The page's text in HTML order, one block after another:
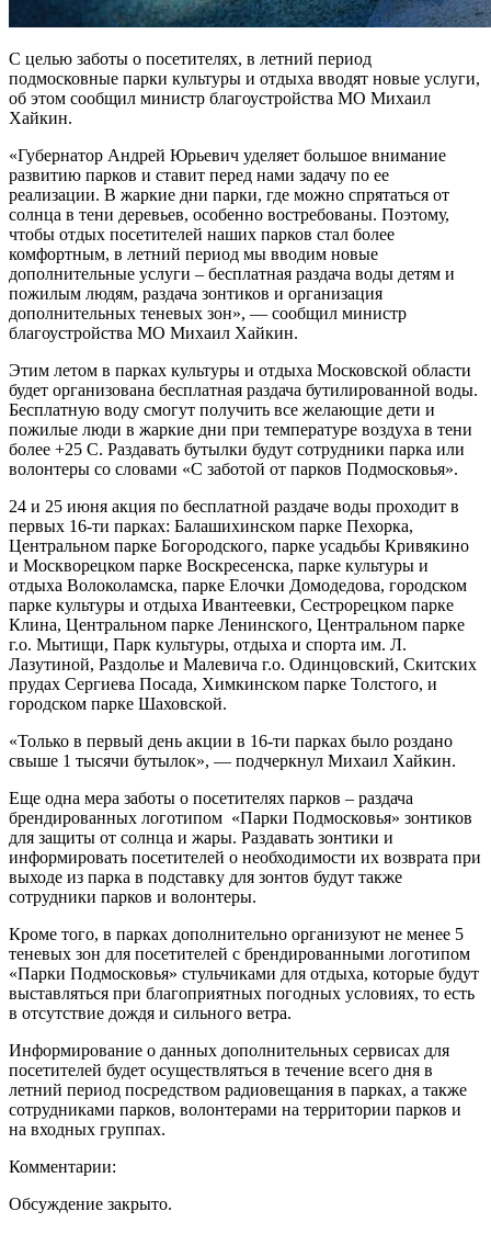
С целью заботы о посетителях, в летний период
подмосковные парки культуры и отдыха вводят новые услуги,
об этом сообщил министр благоустройства МО Михаил
Хайкин.
«Губернатор Андрей Юрьевич уделяет большое внимание
развитию парков и ставит перед нами задачу по ее
реализации. В жаркие дни парки, где можно спрятаться от
солнца в тени деревьев, особенно востребованы. Поэтому,
чтобы отдых посетителей наших парков стал более
комфортным, в летний период мы вводим новые
дополнительные услуги – бесплатная раздача воды детям и
пожилым людям, раздача зонтиков и организация
дополнительных теневых зон», — сообщил министр
благоустройства МО Михаил Хайкин.
Этим летом в парках культуры и отдыха Московской области
будет организована бесплатная раздача бутилированной воды.
Бесплатную воду смогут получить все желающие дети и
пожилые люди в жаркие дни при температуре воздуха в тени
более +25 С. Раздавать бутылки будут сотрудники парка или
волонтеры со словами «С заботой от парков Подмосковья».
24 и 25 июня акция по бесплатной раздаче воды проходит в
первых 16-ти парках: Балашихинском парке Пехорка,
Центральном парке Богородского, парке усадьбы Кривякино
и Москворецком парке Воскресенска, парке культуры и
отдыха Волоколамска, парке Елочки Домодедова, городском
парке культуры и отдыха Ивантеевки, Сестрорецком парке
Клина, Центральном парке Ленинского, Центральном парке
г.о. Мытищи, Парк культуры, отдыха и спорта им. Л.
Лазутиной, Раздолье и Малевича г.о. Одинцовский, Скитских
прудах Сергиева Посада, Химкинском парке Толстого, и
городском парке Шаховской.
«Только в первый день акции в 16-ти парках было роздано
свыше 1 тысячи бутылок», — подчеркнул Михаил Хайкин.
Еще одна мера заботы о посетителях парков – раздача
брендированных логотипом «Парки Подмосковья» зонтиков
для защиты от солнца и жары. Раздавать зонтики и
информировать посетителей о необходимости их возврата при
выходе из парка в подставку для зонтов будут также
сотрудники парков и волонтеры.
Кроме того, в парках дополнительно организуют не менее 5
теневых зон для посетителей с брендированными логотипом
«Парки Подмосковья» стульчиками для отдыха, которые будут
выставляться при благоприятных погодных условиях, то есть
в отсутствие дождя и сильного ветра.
Информирование о данных дополнительных сервисах для
посетителей будет осуществляться в течение всего дня в
летний период посредством радиовещания в парках, а также
сотрудниками парков, волонтерами на территории парков и
на входных группах.
Комментарии:
Обсуждение закрыто.